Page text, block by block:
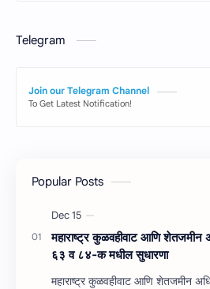
Telegram
Join our Telegram Channel
To Get Latest Notification!
Popular Posts
महाराष्‍ट्र कुळवहीवाट आणि
६३ व ८४-क मधील सुधारणा
महाराष्‍ट्र कुळवहीवाट आणि शेतजमीन अधिनियम , १९४८, कलम ६३ व